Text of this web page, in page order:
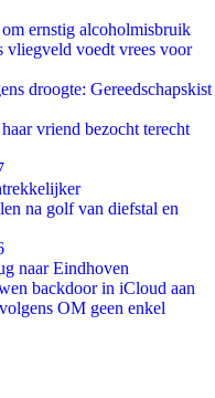
ernstig alcoholmisbruik
vliegveld voedt vrees voor
droogte: Gereedschapskist
vriend bezocht terecht
na golf van diefstal en
naar Eindhoven
backdoor in iCloud aan
OM geen enkel